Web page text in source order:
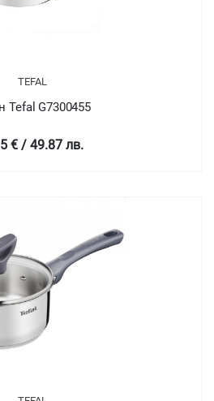
TEFAL
Tefal G7300455
€ / 49.87 лв.